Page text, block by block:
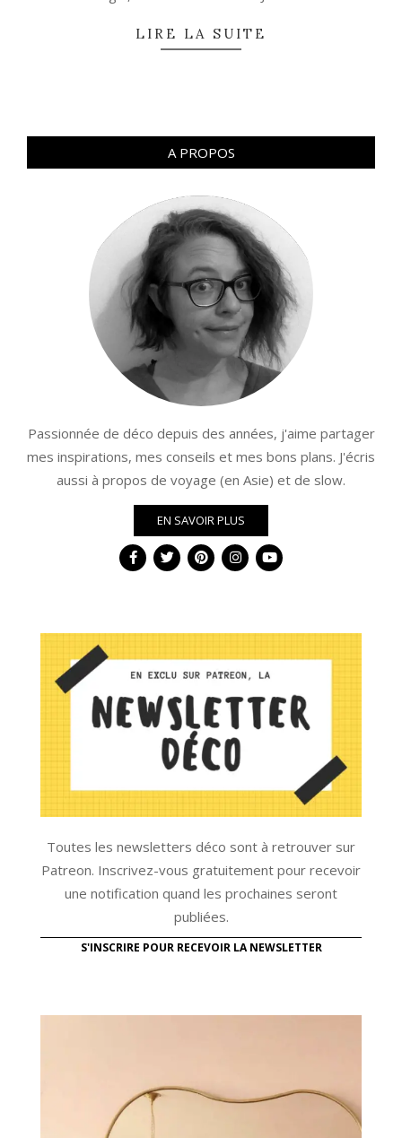
LIRE LA SUITE
A PROPOS
Passionnée de déco depuis des années, j'aime partager
mes inspirations, mes conseils et mes bons plans. J'écris
aussi à propos de voyage (en Asie) et de slow.
EN SAVOIR PLUS
Toutes les newsletters déco sont à retrouver sur
Patreon. Inscrivez-vous gratuitement pour recevoir
une notification quand les prochaines seront
publiées.
S'INSCRIRE POUR RECEVOIR LA NEWSLETTER